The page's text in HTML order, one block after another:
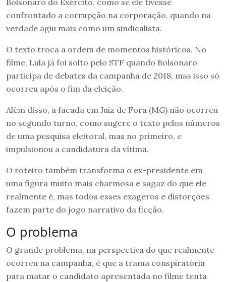
Bolsonaro do Exército, como se ele tivesse
confrontado a corrupção na corporação, quando na
verdade agiu mais como um sindicalista.
O texto troca a ordem de momentos históricos. No
filme, Lula já foi solto pelo STF quando Bolsonaro
participa de debates da campanha de 2018, mas isso só
ocorreu após o fim da eleição.
Além disso, a facada em Juiz de Fora (MG) não ocorreu
no segundo turno, como sugere o texto pelos números
de uma pesquisa eleitoral, mas no primeiro, e
impulsionou a candidatura da vítima.
O roteiro também transforma o ex-presidente em
uma figura muito mais charmosa e sagaz do que ele
realmente é, mas todos esses exageros e distorções
fazem parte do jogo narrativo da ficção.
O problema
O grande problema, na perspectiva do que realmente
ocorreu na campanha, é que a trama conspiratória
para matar o candidato apresentada no filme tenta